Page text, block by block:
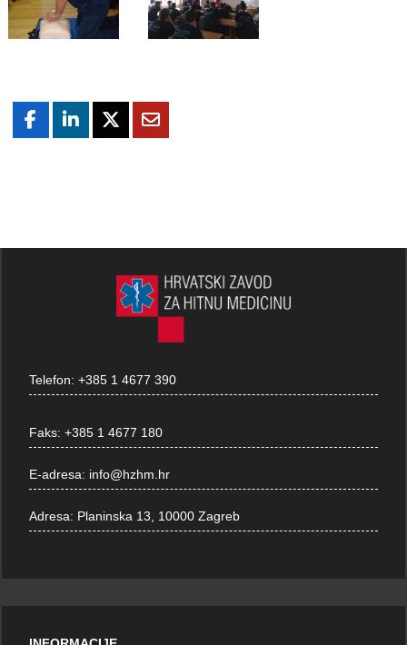
Telefon:+385 1 4677 390
Faks:+385 1 4677 180
E-adresa: info@hzhm.hr
Adresa: Planinska 13, 10000 Zagreb